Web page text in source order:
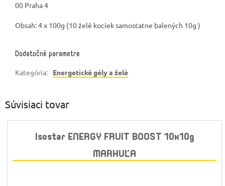
00 Praha 4
Obsah: 4 x 100g (10 želé kociek samostatne balených 10g )
Dodatočné parametre
Kategória: Energetické gély a želé
Súvisiaci tovar
Isostar ENERGY FRUIT BOOST 10x10g
MARHUĽA